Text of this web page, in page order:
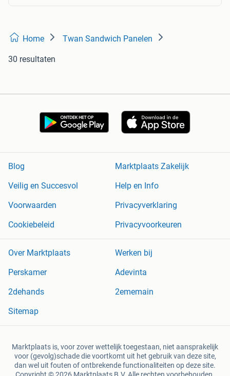
Home Twan Sandwich Panelen
30 resultaten
Blog
Marktplaats Zakelijk
Veilig en Succesvol
Help en Info
Voorwaarden
Privacyverklaring
Cookiebeleid
Privacyvoorkeuren
Over Marktplaats
Werken bij
Perskamer
Adevinta
2dehands
2ememain
Sitemap
Marktplaats is, voor zover wettelijk toegestaan, niet aansprakelijk
voor (gevolg)schade die voortkomt uit het gebruik van deze site,
dan wel uit fouten of ontbrekende functionaliteiten op deze site.